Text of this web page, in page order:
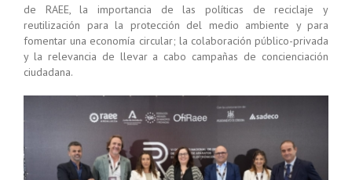
de RAEE, la importancia de las políticas de reciclaje y
reutilización para la protección del medio ambiente y para
fomentar una economía circular; la colaboración público-privada
y la relevancia de llevar a cabo campañas de concienciación
ciudadana.